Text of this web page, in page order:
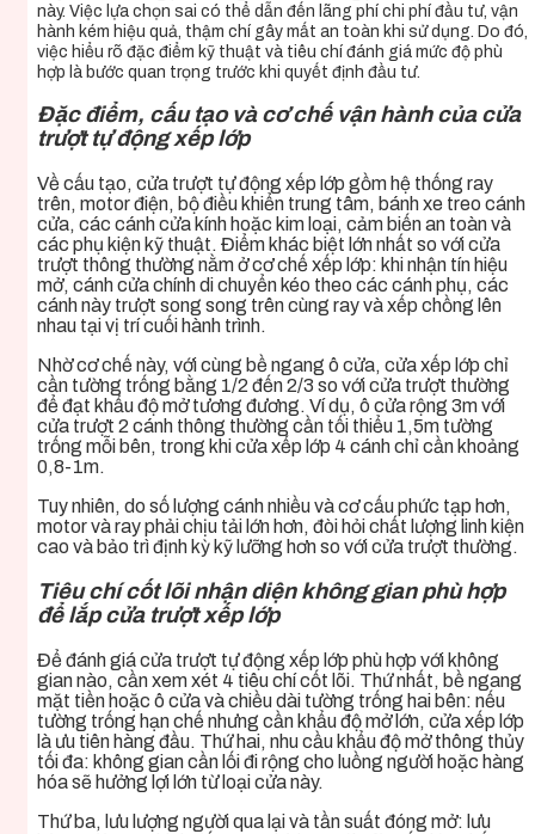
này. Việc lựa chọn sai có thể dẫn đến lãng phí chi phí đầu tư, vận
hành kém hiệu quả, thậm chí gây mất an toàn khi sử dụng. Do đó,
việc hiểu rõ đặc điểm kỹ thuật và tiêu chí đánh giá mức độ phù
hợp là bước quan trọng trước khi quyết định đầu tư.
Đặc điểm, cấu tạo và cơ chế vận hành của cửa
trượt tự động xếp lớp
Về cấu tạo, cửa trượt tự động xếp lớp gồm hệ thống ray
trên, motor điện, bộ điều khiển trung tâm, bánh xe treo cánh
cửa, các cánh cửa kính hoặc kim loại, cảm biến an toàn và
các phụ kiện kỹ thuật. Điểm khác biệt lớn nhất so với cửa
trượt thông thường nằm ở cơ chế xếp lớp: khi nhận tín hiệu
mở, cánh cửa chính di chuyển kéo theo các cánh phụ, các
cánh này trượt song song trên cùng ray và xếp chồng lên
nhau tại vị trí cuối hành trình.
Nhờ cơ chế này, với cùng bề ngang ô cửa, cửa xếp lớp chỉ
cần tường trống bằng 1/2 đến 2/3 so với cửa trượt thường
để đạt khẩu độ mở tương đương. Ví dụ, ô cửa rộng 3m với
cửa trượt 2 cánh thông thường cần tối thiểu 1,5m tường
trống mỗi bên, trong khi cửa xếp lớp 4 cánh chỉ cần khoảng
0,8-1m.
Tuy nhiên, do số lượng cánh nhiều và cơ cấu phức tạp hơn,
motor và ray phải chịu tải lớn hơn, đòi hỏi chất lượng linh kiện
cao và bảo trì định kỳ kỹ lưỡng hơn so với cửa trượt thường.
Tiêu chí cốt lõi nhận diện không gian phù hợp
để lắp cửa trượt xếp lớp
Để đánh giá cửa trượt tự động xếp lớp phù hợp với không
gian nào, cần xem xét 4 tiêu chí cốt lõi. Thứ nhất, bề ngang
mặt tiền hoặc ô cửa và chiều dài tường trống hai bên: nếu
tường trống hạn chế nhưng cần khẩu độ mở lớn, cửa xếp lớp
là ưu tiên hàng đầu. Thứ hai, nhu cầu khẩu độ mở thông thủy
tối đa: không gian cần lối đi rộng cho luồng người hoặc hàng
hóa sẽ hưởng lợi lớn từ loại cửa này.
Thứ ba, lưu lượng người qua lại và tần suất đóng mở: lưu